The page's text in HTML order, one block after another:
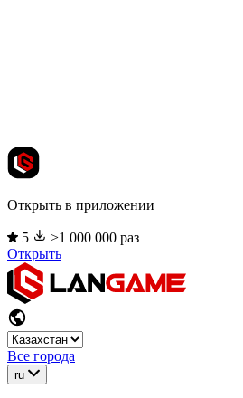
Открыть в приложении
5
>1 000 000 раз
Открыть
Все города
ru